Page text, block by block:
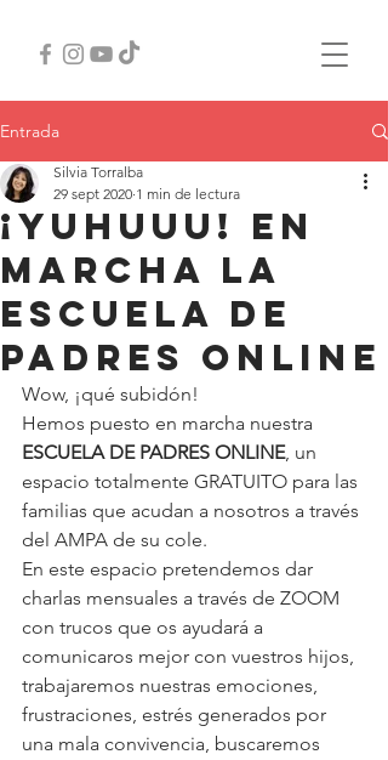
Entrada
¡Yuhuuu! En
marcha la
Escuela de
Padres Online
Silvia Torralba
29 sept 2020 1 min de lectura
Wow, ¡qué subidón!
Hemos puesto en marcha nuestra
ESCUELA DE PADRES ONLINE, un
espacio totalmente GRATUITO para las
familias que acudan a nosotros a través
del AMPA de su cole.
En este espacio pretendemos dar
charlas mensuales a través de ZOOM
con trucos que os ayudará a
comunicaros mejor con vuestros hijos,
trabajaremos nuestras emociones,
frustraciones, estrés generados por
una mala convivencia, buscaremos